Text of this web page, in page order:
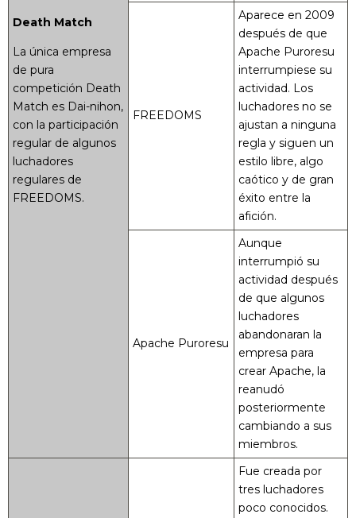
Death Match
La única empresa
de pura
competición Death
Match es Dai-nihon,
con la participación
regular de algunos
luchadores
regulares de
FREEDOMS.
FREEDOMS
Aparece en 2009
después de que
Apache Puroresu
interrumpiese su
actividad. Los
luchadores no se
ajustan a ninguna
regla y siguen un
estilo libre, algo
caótico y de gran
éxito entre la
afición.
Apache Puroresu
Aunque
interrumpió su
actividad después
de que algunos
luchadores
abandonaran la
empresa para
crear Apache, la
reanudó
posteriormente
cambiando a sus
miembros.
Fue creada por
tres luchadores
poco conocidos.